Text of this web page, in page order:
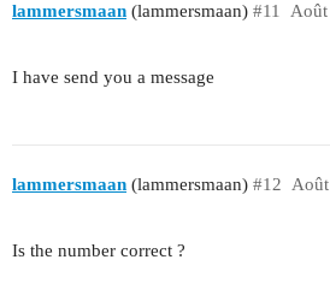
lammersmaan (lammersmaan) Août
#11
I have send you a message
lammersmaan (lammersmaan) #12
Is the number correct ?